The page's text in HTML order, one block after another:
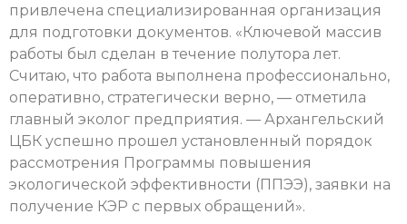
привлечена специализированная организация
для подготовки документов. «Ключевой массив
работы был сделан в течение полутора лет.
Считаю, что работа выполнена профессионально,
оперативно, стратегически верно, — отметила
главный эколог предприятия. — Архангельский
ЦБК успешно прошел установленный порядок
рассмотрения Программы повышения
экологической эффективности (ППЭЭ), заявки на
получение КЭР с первых обращений».